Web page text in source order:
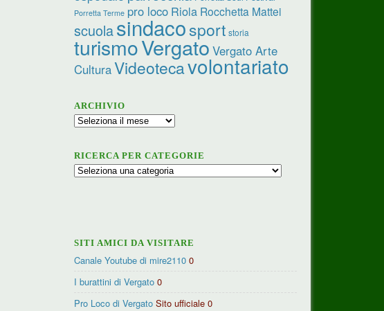
Porretta Terme pro loco Riola Rocchetta Mattei
scuolasindacosport storia
turismoVergato Vergato Arte
CulturaVideotecavolontariato
ARCHIVIO
Archivio
RICERCA PER CATEGORIE
Ricerca
SITI AMICI DA VISITARE
Canale Youtube di mire2110 0
I burattini di Vergato 0
Pro Loco di Vergato Sito ufficiale 0